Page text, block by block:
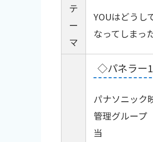
テ
ー
マ
YOUはどうし
なってしまっ
◇パネラー1
パナソニック
管理グルー
当